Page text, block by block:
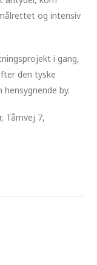
og intensiv
i gang,
den tyske
by.
Tårnvej 7,